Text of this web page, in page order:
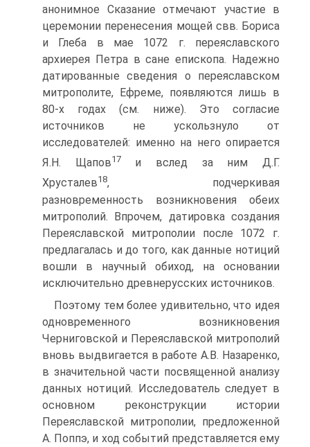
анонимное Сказание отмечают участие в
церемонии перенесения мощей свв. Бориса
и Глеба в мае 1072 г. переяславского
архиерея Петра в сане епископа. Надежно
датированные сведения о переяславском
митрополите, Ефреме, появляются лишь в
80-х годах (см. ниже). Это согласие
источников не ускользнуло от
исследователей: именно на него опирается
Я.Н. Щапов17
и вслед за ним Д.Г.
Хрусталев18, подчеркивая
разновременность возникновения обеих
митрополий. Впрочем, датировка создания
Переяславской митрополии после 1072 г.
предлагалась и до того, как данные нотиций
вошли в научный обиход, на основании
исключительно древнерусских источников.
Поэтому тем более удивительно, что идея
одновременного возникновения
Черниговской и Переяславской митрополий
вновь выдвигается в работе А.В. Назаренко,
в значительной части посвященной анализу
данных нотиций. Исследователь следует в
основном реконструкции истории
Переяславской митрополии, предложенной
А. Поппэ, и ход событий представляется ему